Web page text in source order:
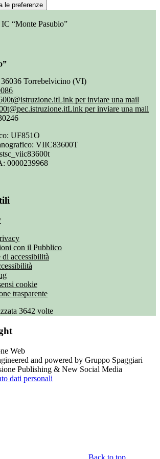
le preferenze
IC “Monte Pasubio”
Torrebelvicino (VI)
Link per inviare una mail
Link per inviare una mail
UF851O
VIIC83600T
0000239968
con il Pubblico
accessibilità
cookie
trasparente
3642 volte
and powered by Gruppo Spaggiari
Publishing & New Social Media
dati personali
Back to top